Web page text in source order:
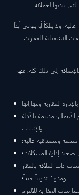
ولا يتلكأ أو يتوانى أبداً
التشغيلية للعقارات،
إلى ذلك كله، فهو
العقارية ومهاراتها
مدعمة بالأدلة
والإثباتات
ومصداقية عالية؛
صعيد إدارة المشكلات؛
ذات العلاقة بالعقار
ومدربٌ تدريباً جيداً؛
العقارية للالتزام